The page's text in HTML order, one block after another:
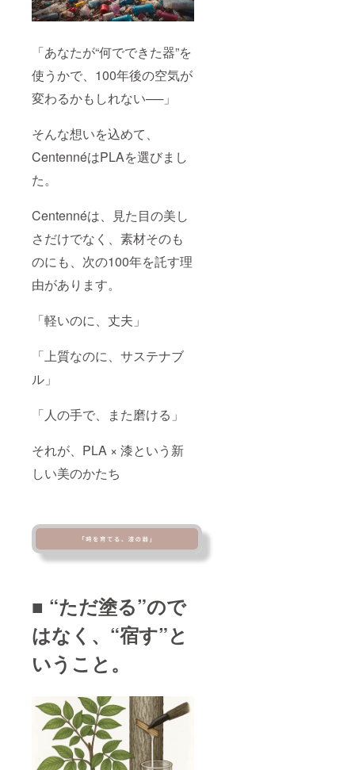
「あなたが“何でできた器”を
使うかで、100年後の空気が
変わるかもしれない──」
そんな想いを込めて、
CentennéはPLAを選びまし
た。
Centennéは、見た目の美し
さだけでなく、素材そのも
のにも、次の100年を託す理
由があります。
「軽いのに、丈夫」
「上質なのに、サステナブ
ル」
「人の手で、また磨ける」
それが、PLA × 漆という新
しい美のかたち
■ “ただ塗る”ので
はなく、“宿す”と
いうこと。